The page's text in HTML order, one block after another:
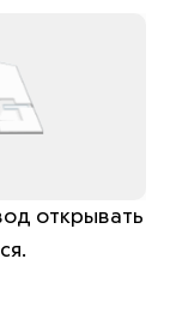
открывать